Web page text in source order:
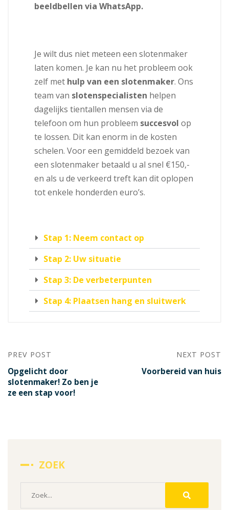
beeldbellen via WhatsApp.
Je wilt dus niet meteen een slotenmaker
laten komen. Je kan nu het probleem ook
zelf met hulp van een slotenmaker. Ons
team van slotenspecialisten helpen
dagelijks tientallen mensen via de
telefoon om hun probleem succesvol op
te lossen. Dit kan enorm in de kosten
schelen. Voor een gemiddeld bezoek van
een slotenmaker betaald u al snel €150,-
en als u de verkeerd treft kan dit oplopen
tot enkele honderden euro’s.
Stap 1: Neem contact op
Stap 2: Uw situatie
Stap 3: De verbeterpunten
Stap 4: Plaatsen hang en sluitwerk
PREV POST
Opgelicht door
slotenmaker! Zo ben je
ze een stap voor!
NEXT POST
Voorbereid van huis
ZOEK